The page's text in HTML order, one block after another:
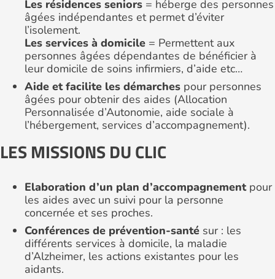
Les résidences seniors = héberge des personnes
âgées indépendantes et permet d’éviter
l’isolement.
Les services à domicile = Permettent aux
personnes âgées dépendantes de bénéficier à
leur domicile de soins infirmiers, d’aide etc…
Aide et facilite les démarches pour personnes
âgées pour obtenir des aides (Allocation
Personnalisée d’Autonomie, aide sociale à
l’hébergement, services d’accompagnement).
LES MISSIONS DU CLIC
Elaboration d’un plan d’accompagnementpour
les aides avec un suivi pour la personne
concernée et ses proches.
Conférences de prévention-santé sur : les
différents services à domicile, la maladie
d’Alzheimer, les actions existantes pour les
aidants.